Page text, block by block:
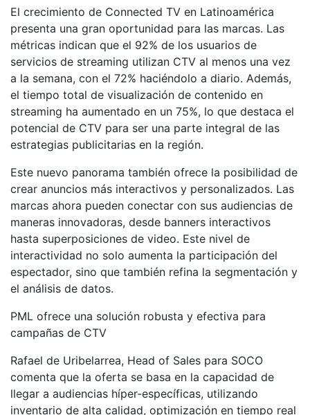
El crecimiento de Connected TV en Latinoamérica
presenta una gran oportunidad para las marcas. Las
métricas indican que el 92% de los usuarios de
servicios de streaming utilizan CTV al menos una vez
a la semana, con el 72% haciéndolo a diario. Además,
el tiempo total de visualización de contenido en
streaming ha aumentado en un 75%, lo que destaca el
potencial de CTV para ser una parte integral de las
estrategias publicitarias en la región.
Este nuevo panorama también ofrece la posibilidad de
crear anuncios más interactivos y personalizados. Las
marcas ahora pueden conectar con sus audiencias de
maneras innovadoras, desde banners interactivos
hasta superposiciones de video. Este nivel de
interactividad no solo aumenta la participación del
espectador, sino que también refina la segmentación y
el análisis de datos.
PML ofrece una solución robusta y efectiva para
campañas de CTV
Rafael de Uribelarrea, Head of Sales para SOCO
comenta que la oferta se basa en la capacidad de
llegar a audiencias híper-específicas, utilizando
inventario de alta calidad, optimización en tiempo real